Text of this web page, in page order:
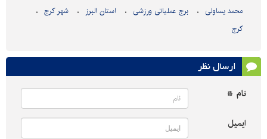
محمد یساولی
برج عملیاتی ورزشی استان البرز
شهر کرج
کرج
ارسال نظر
نام *
ایمیل